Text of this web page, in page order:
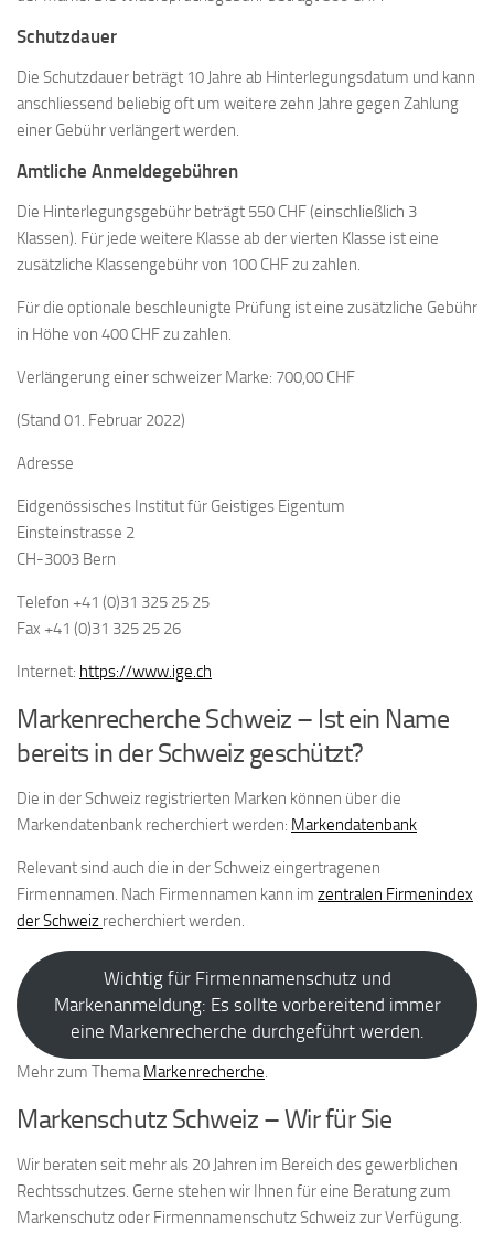
Schutzdauer
Die Schutzdauer beträgt 10 Jahre ab Hinterlegungsdatum und kann
anschliessend beliebig oft um weitere zehn Jahre gegen Zahlung
einer Gebühr verlängert werden.
Amtliche Anmeldegebühren
Die Hinterlegungsgebühr beträgt 550 CHF (einschließlich 3
Klassen). Für jede weitere Klasse ab der vierten Klasse ist eine
zusätzliche Klassengebühr von 100 CHF zu zahlen.
Für die optionale beschleunigte Prüfung ist eine zusätzliche Gebühr
in Höhe von 400 CHF zu zahlen.
Verlängerung einer schweizer Marke: 700,00 CHF
(Stand 01. Februar 2022)
Adresse
Eidgenössisches Institut für Geistiges Eigentum
Einsteinstrasse 2
CH-3003 Bern
Telefon +41 (0)31 325 25 25
Fax +41 (0)31 325 25 26
Internet: https://www.ige.ch
Markenrecherche Schweiz – Ist ein Name
bereits in der Schweiz geschützt?
Die in der Schweiz registrierten Marken können über die
Markendatenbank recherchiert werden: Markendatenbank
Relevant sind auch die in der Schweiz eingertragenen
Firmennamen. Nach Firmennamen kann im zentralen Firmenindex
der Schweiz recherchiert werden.
Wichtig für Firmennamenschutz und
Markenanmeldung: Es sollte vorbereitend immer
eine Markenrecherche durchgeführt werden.
Mehr zum ThemaMarkenrecherche.
Markenschutz Schweiz – Wir für Sie
Wir beraten seit mehr als 20 Jahren im Bereich des gewerblichen
Rechtsschutzes. Gerne stehen wir Ihnen für eine Beratung zum
Markenschutz oder Firmennamenschutz Schweiz zur Verfügung.